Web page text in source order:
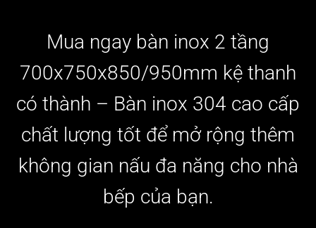
Mua ngay bàn inox 2 tầng
700x750x850/950mm kệ thanh
có thành – Bàn inox 304 cao cấp
chất lượng tốt để mở rộng thêm
không gian nấu đa năng cho nhà
bếp của bạn.